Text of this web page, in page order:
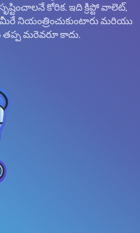
కోరిక. ఇది క్రిప్టో వాలెట్,
మీరే నియంత్రించుకుంటారు మరియు
తప్ప మరెవరూ కాదు.